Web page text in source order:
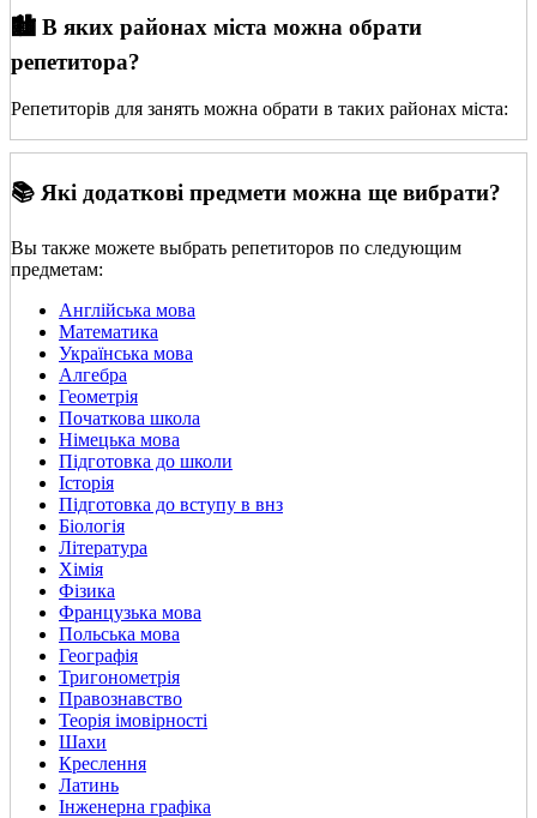
🏙️ В яких районах міста можна обрати
репетитора?
Репетиторів для занять можна обрати в таких районах міста:
📚 Які додаткові предмети можна ще вибрати?
Вы также можете выбрать репетиторов по следующим
предметам:
Англійська мова
Математика
Українська мова
Алгебра
Геометрія
Початкова школа
Німецька мова
Підготовка до школи
Історія
Підготовка до вступу в внз
Біологія
Література
Хімія
Фізика
Французька мова
Польська мова
Географія
Тригонометрія
Правознавство
Теорія імовірності
Шахи
Креслення
Латинь
Інженерна графіка